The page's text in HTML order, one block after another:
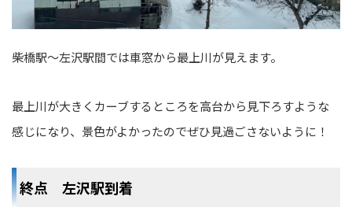
柴橋駅～左沢駅間では車窓から最上川が見えます。
最上川が大きくカーブするところを高台から見下ろすような
感じになり、景色がよかったのでぜひ見過ごさないように！
終点 左沢駅到着